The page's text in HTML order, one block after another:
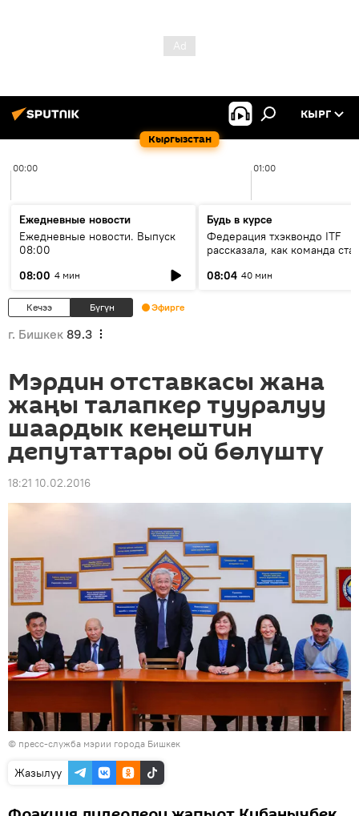
Кыргызстан
КЫРГ
00:00 01:00
Ежедневные новости
Ежедневные новости. Выпуск
08:00
08:00 4 мин
Будь в курсе
Федерация тхэквондо ITF
рассказала, как команда
08:04 40 мин
Кечээ Бүгүн Эфирге
г. Бишкек 89.3
Мэрдин отставкасы жана
жаңы талапкер тууралуу
шаардык кеңештин
депутаттары ой бөлүштү
18:21 10.02.2016
© пресс-служба мэрии города Бишкек
Жазылуу